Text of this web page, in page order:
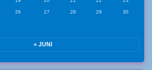
26 27 28 29 30
« JUNI